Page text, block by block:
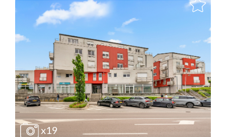
x19